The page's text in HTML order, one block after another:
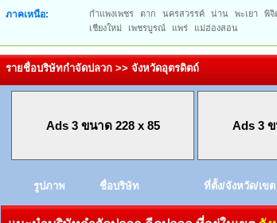
ภาคเหนือ: กำแพงเพชร ตาก นครสวรรค์ น่าน พะเยา พิจิ
เชียงใหม่
เพชรบูรณ์ แพร่ แม่ฮ่องสอน
รายชื่อบริษัทกำจัดปลวก >> จังหวัดอุตรดิตถ์
Ads 3 ขนาด 228 x 85 Ads 3
รูปภาพ ชื่อบริษัท ที่ตั้ง/จังหวัด/เขต